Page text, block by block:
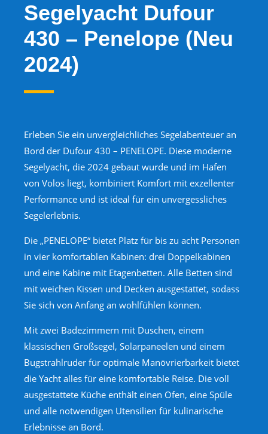
Segelyacht Dufour
430 – Penelope (Neu
2024)
Erleben Sie ein unvergleichliches Segelabenteuer an
Bord der Dufour 430 – PENELOPE. Diese moderne
Segelyacht, die 2024 gebaut wurde und im Hafen
von Volos liegt, kombiniert Komfort mit exzellenter
Performance und ist ideal für ein unvergessliches
Segelerlebnis.
Die „PENELOPE“ bietet Platz für bis zu acht Personen
in vier komfortablen Kabinen: drei Doppelkabinen
und eine Kabine mit Etagenbetten. Alle Betten sind
mit weichen Kissen und Decken ausgestattet, sodass
Sie sich von Anfang an wohlfühlen können.
Mit zwei Badezimmern mit Duschen, einem
klassischen Großsegel, Solarpaneelen und einem
Bugstrahlruder für optimale Manövrierbarkeit bietet
die Yacht alles für eine komfortable Reise. Die voll
ausgestattete Küche enthält einen Ofen, eine Spüle
und alle notwendigen Utensilien für kulinarische
Erlebnisse an Bord.